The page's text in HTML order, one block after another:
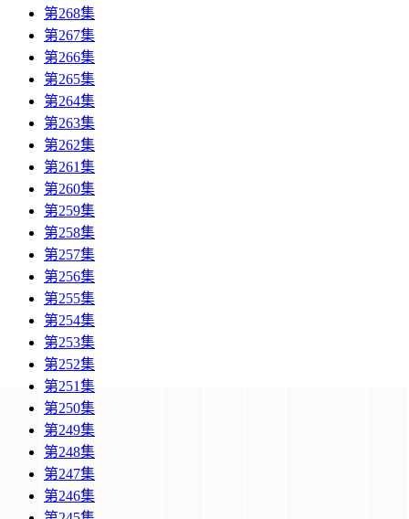
第268集
第267集
第266集
第265集
第264集
第263集
第262集
第261集
第260集
第259集
第258集
第257集
第256集
第255集
第254集
第253集
第252集
第251集
第250集
第249集
第248集
第247集
第246集